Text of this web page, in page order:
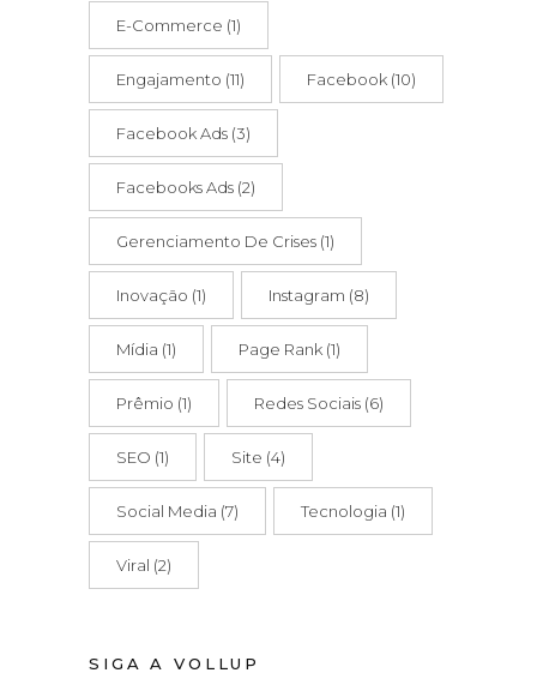
E-Commerce (1)
Engajamento (11) Facebook (10)
Facebook Ads (3)
Facebooks Ads (2)
Gerenciamento De Crises (1)
Inovação (1) Instagram (8)
Mídia (1) Page Rank (1)
Prêmio (1) Redes Sociais (6)
SEO (1) Site (4)
Social Media (7) Tecnologia (1)
Viral (2)
SIGA A VOLLUP